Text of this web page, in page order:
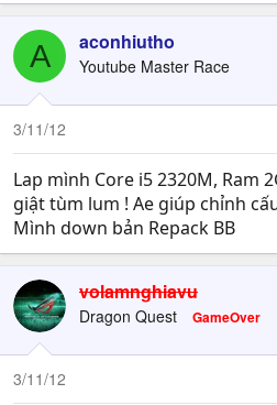
A aconhiutho
Youtube Master Race
3/11/12
Lap mình Core i5 2320M, Ram
giật tùm lum ! Ae giúp chỉnh
Mình down bản Repack BB
volamnghiavu
Dragon Quest GameOver
3/11/12